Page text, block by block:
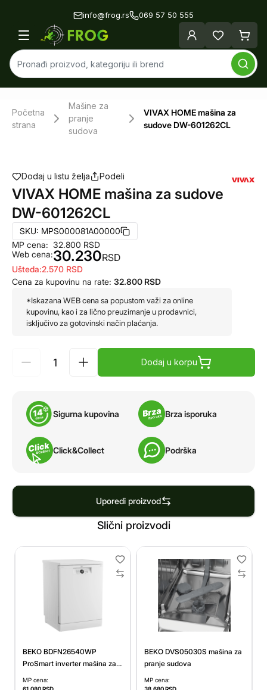
info@frog.rs 069 57 50 555
Početna
strana
Mašine za
pranje
sudova
VIVAX HOME mašina za
sudove DW-601262CL
Dodaj u listu želja Podeli
VIVAX HOME mašina za sudove
DW-601262CL
SKU: MPS000081A00000
MP cena:
Web cena:
32.800 RSD
30.230RSD
Ušteda:2.570 RSD
Cena za kupovinu na rate: 32.800 RSD
*Iskazana WEB cena sa popustom važi za online
kupovinu, kao i za lično preuzimanje u prodavnici,
isključivo za gotovinski način plaćanja.
Dodaj u korpu
Sigurna kupovina Brza isporuka
Click&Collect Podrška
Uporedi proizvod
Slični proizvodi
BEKO BDFN26540WP
ProSmart inverter mašina za
MP cena:
61.080RSD
BEKO DVS05030S mašina za
pranje sudova
MP cena:
38.680RSD